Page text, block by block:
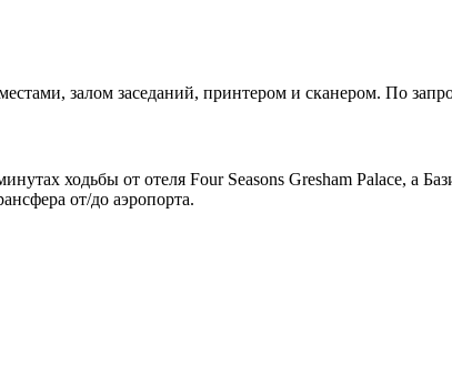
залом заседаний, принтером и сканером. По
ходьбы от отеля Four Seasons Gresham Palace, а
от/до аэропорта.